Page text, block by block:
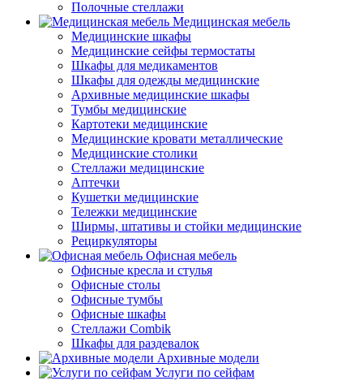
Полочные стеллажи
Медицинская мебель
Медицинские шкафы
Медицинские сейфы термостаты
Шкафы для медикаментов
Шкафы для одежды медицинские
Архивные медицинские шкафы
Тумбы медицинские
Картотеки медицинские
Медицинские кровати металлические
Медицинские столики
Стеллажи медицинские
Аптечки
Кушетки медицинские
Тележки медицинские
Ширмы, штативы и стойки медицинские
Рециркуляторы
Офисная мебель
Офисные кресла и стулья
Офисные столы
Офисные тумбы
Офисные шкафы
Стеллажи Combik
Шкафы для раздевалок
Архивные модели
Услуги по сейфам